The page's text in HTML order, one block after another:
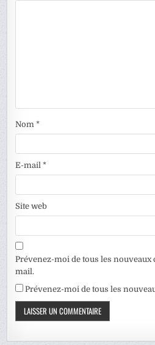
Nom*
E-mail*
Site web
Prévenez-moi de tous les
mail.
Prévenez-moi de tous les